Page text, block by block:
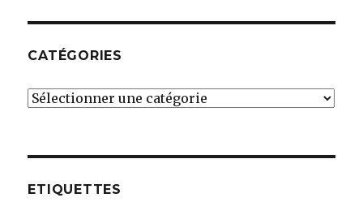
CATÉGORIES
Catégories
ETIQUETTES